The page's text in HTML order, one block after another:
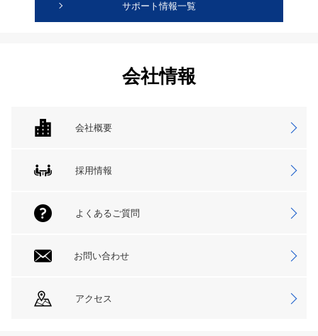
サポート情報一覧
会社情報
会社概要
採用情報
よくあるご質問
お問い合わせ
アクセス